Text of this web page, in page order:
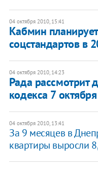
04 октября 2010, 15:41
Кабмин
соцстандартов в
04 октября 2010, 14:23
Рада рассмотрит
кодекса 7
04 октября 2010, 13:41
За 9 месяцев в
квартиры выросли